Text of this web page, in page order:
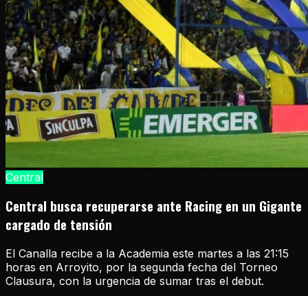
Central
Central busca recuperarse ante Racing en un Gigante
cargado de tensión
El Canalla recibe a la Academia este martes a las 21:15
horas en Arroyito, por la segunda fecha del Torneo
Clausura, con la urgencia de sumar tras el debut.